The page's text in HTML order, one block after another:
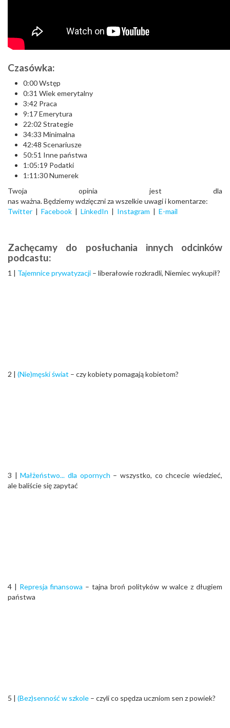
Czasówka:
0:00 Wstęp
0:31 Wiek emerytalny
3:42 Praca
9:17 Emerytura
22:02 Strategie
34:33 Minimalna
42:48 Scenariusze
50:51 Inne państwa
1:05:19 Podatki
1:11:30 Numerek
Twoja opinia jest dla
nas ważna. Będziemy wdzięczni za wszelkie uwagi i komentarze:
Twitter | Facebook | LinkedIn | Instagram | E-mail
Zachęcamy do posłuchania innych odcinków
podcastu:
1 | Tajemnice prywatyzacji – liberałowie rozkradli, Niemiec wykupił?
2 | (Nie)męski świat – czy kobiety pomagają kobietom?
3 |Małżeństwo... dla opornych – wszystko, co chcecie wiedzieć,
ale baliście się zapytać
4 | Represja finansowa – tajna broń polityków w walce z długiem
państwa
5 | (Bez)senność w szkole – czyli co spędza uczniom sen z powiek?